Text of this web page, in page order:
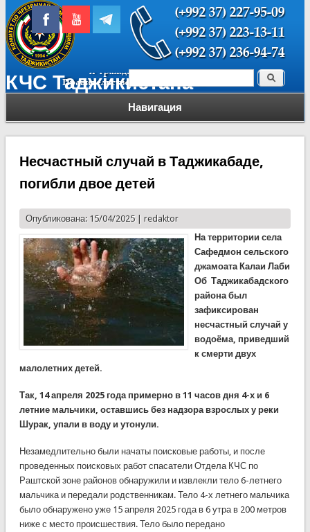
КЧС Таджикистана
Навигация
Форма поиска Поиск
Несчастный случай в Таджикабаде,
погибли двое детей
Опубликована: 15/04/2025 | redaktor
На территории села
Сафедмон сельского
джамоата Калаи Лаби
Об Таджикабадского
района был
зафиксирован
несчастный случай у
водоёма, приведший
к смерти двух
малолетних детей.
Так, 14 апреля 2025 года примерно в 11 часов дня 4-х и 6
летние мальчики, оставшись без надзора взрослых у реки
Шурак, упали в воду и утонули.
Незамедлительно были начаты поисковые работы, и после
проведенных поисковых работ спасатели Отдела КЧС по
Раштской зоне районов обнаружили и извлекли тело 6-летнего
мальчика и передали родственникам. Тело 4-х летнего мальчика
было обнаружено уже 15 апреля 2025 года в 6 утра в 200 метров
ниже с место происшествия. Тело было передано